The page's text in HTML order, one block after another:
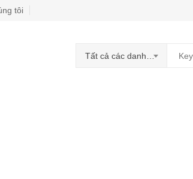
tôi
Tất cả các danh mục